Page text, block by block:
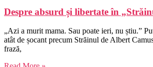
Despre absurd și libertate în
„Azi a murit mama. Sau poate ieri, nu știu.”
atât de șocant precum Străinul de Albert
frază,